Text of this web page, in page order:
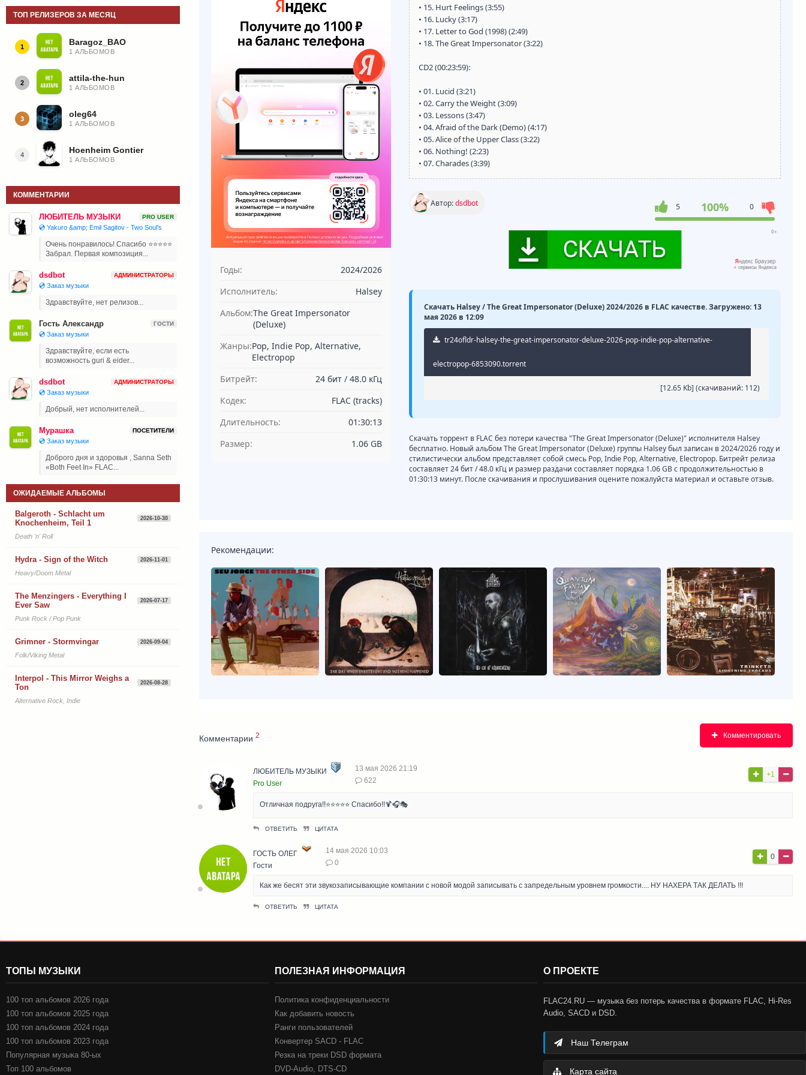
Годы:
2024/2026
Исполнитель:
Halsey
Альбом:The Great Impersonator
(Deluxe)
Жанры:Pop, Indie Pop, Alternative,
Electropop
Битрейт:
24 бит / 48.0 кГц
Кодек:
FLAC (tracks)
Длительность:
01:30:13
Размер:
1.06 GB
• 15. Hurt Feelings (3:55)
• 16. Lucky (3:17)
• 17. Letter to God (1998) (2:49)
• 18. The Great Impersonator (3:22)
CD2 (00:23:59):
• 01. Lucid (3:21)
• 02. Carry the Weight (3:09)
• 03. Lessons (3:47)
• 04. Afraid of the Dark (Demo) (4:17)
• 05. Alice of the Upper Class (3:22)
• 06. Nothing! (2:23)
• 07. Charades (3:39)
Автор:dsdbot 5 100% 0
Скачать Halsey / The Great Impersonator (Deluxe) 2024/2026 в FLAC качестве. Загружено: 13
мая 2026 в 12:09
tr24ofldr-halsey-the-great-impersonator-deluxe-2026-pop-indie-pop-alternative-
electropop-6853090.torrent
[12.65 Kb] (cкачиваний: 112)
Скачать торрент в FLAC без потери качества "The Great Impersonator (Deluxe)" исполнителя Halsey
бесплатно. Новый альбом The Great Impersonator (Deluxe) группы Halsey был записан в 2024/2026 году и
стилистически альбом представляет собой смесь Pop, Indie Pop, Alternative, Electropop. Битрейт релиза
составляет 24 бит / 48.0 кГц и размер раздачи составляет порядка 1.06 GB с продолжительностью в
01:30:13 минут. После скачивания и прослушивания оцените пожалуйста материал и оставьте отзыв.
Рекомендации:
Комментарии 2 Комментировать
ЛЮБИТЕЛЬ МУЗЫКИ
Pro User
13 мая 2026 21:19
622
+1
Отличная подруга!!⭐⭐⭐⭐⭐ Спасибо!!🍹🎧🎭
ОТВЕТИТЬ ЦИТАТА
ГОСТЬ ОЛЕГ
Гости
14 мая 2026 10:03
0
0
Как же бесят эти звукозаписывающие компании с новой модой записывать с запредельным уровнем громкости.... НУ НАХЕРА ТАК ДЕЛАТЬ !!!
ОТВЕТИТЬ ЦИТАТА
ТОП РЕЛИЗЕРОВ ЗА МЕСЯЦ
1 Baragoz_BAO
1 АЛЬБОМОВ
2 attila-the-hun
1 АЛЬБОМОВ
3 oleg64
1 АЛЬБОМОВ
4 Hoenheim Gontier
1 АЛЬБОМОВ
КОММЕНТАРИИ
ЛЮБИТЕЛЬ МУЗЫКИ PRO USER
💿 Yakuro &amp; Emil Sagitov - Two Soul's
Очень понравилось! Спасибо ⭐⭐⭐⭐⭐
Забрал. Первая композиция...
dsdbot АДМИНИСТРАТОРЫ
💿 Заказ музыки
Здравствуйте, нет релизов...
Гость Александр ГОСТИ
💿 Заказ музыки
Здравствуйте, если есть
возможность guri & eider...
dsdbot АДМИНИСТРАТОРЫ
💿 Заказ музыки
Добрый, нет исполнителей...
Мурашка ПОСЕТИТЕЛИ
💿 Заказ музыки
Доброго дня и здоровья , Sanna Seth
«Both Feet In» FLAC...
ОЖИДАЕМЫЕ АЛЬБОМЫ
Balgeroth - Schlacht um
Knochenheim, Teil 1
2026-10-30
Death 'n' Roll
Hydra - Sign of the Witch 2026-11-01
Heavy/Doom Metal
The Menzingers - Everything I
Ever Saw
2026-07-17
Punk Rock / Pop Punk
Grimner - Stormvingar 2026-09-04
Folk/Viking Metal
Interpol - This Mirror Weighs a
Ton
2026-08-28
Alternative Rock, Indie
ТОПЫ МУЗЫКИ
100 топ альбомов 2026 года
100 топ альбомов 2025 года
100 топ альбомов 2024 года
100 топ альбомов 2023 года
Популярная музыка 80-ых
Топ 100 альбомов
ПОЛЕЗНАЯ ИНФОРМАЦИЯ
Политика конфиденциальности
Как добавить новость
Ранги пользователей
Конвертер SACD - FLAC
Резка на треки DSD формата
DVD-Audio, DTS-CD
О ПРОЕКТЕ
FLAC24.RU — музыка без потерь качества в формате FLAC, Hi-Res
Audio, SACD и DSD.
Наш Телеграм
Карта сайта